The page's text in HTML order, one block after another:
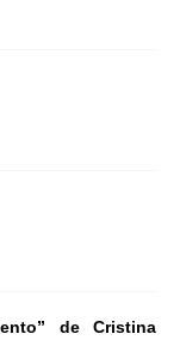
de Cristina